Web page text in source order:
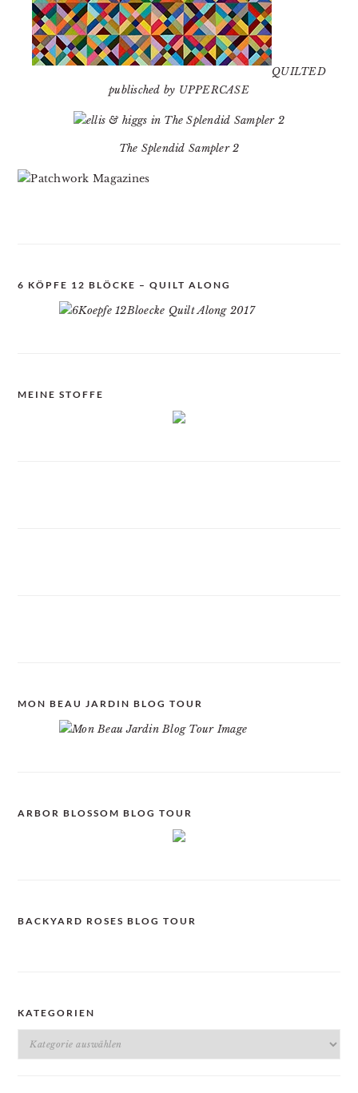
QUILTED
publisched by UPPERCASE
The Splendid Sampler 2
6 KÖPFE 12 BLÖCKE – QUILT ALONG
MEINE STOFFE
MON BEAU JARDIN BLOG TOUR
ARBOR BLOSSOM BLOG TOUR
BACKYARD ROSES BLOG TOUR
KATEGORIEN
Kategorien